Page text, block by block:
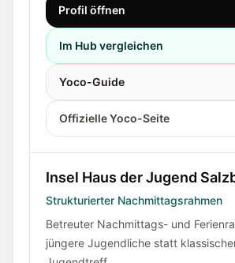
Profil öffnen
Im Hub vergleichen
Yoco-Guide
Offizielle Yoco-Seite
Insel Haus der Jugend
Strukturierter Nachmittagsrahmen
Betreuter Nachmittags- und
jüngere Jugendliche statt